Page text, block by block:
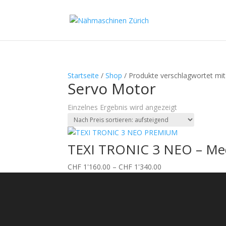
Startseite /Shop / Produkte verschlagwortet
Servo Motor
Einzelnes Ergebnis wird angezeigt
TEXI TRONIC 3 NEO –
CHF 1'160.00 – CHF 1'340.00